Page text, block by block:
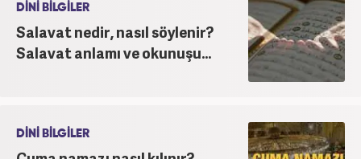
DİNİ BİLGİLER
Salavat nedir, nasıl söylenir?
Salavat anlamı ve okunuşu...
DİNİ BİLGİLER